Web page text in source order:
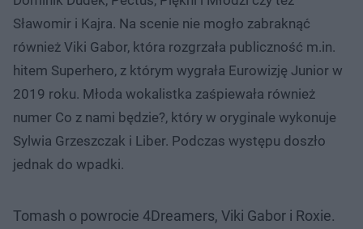
Sławomir i Kajra. Na scenie nie mogło zabraknąć
również Viki Gabor, która rozgrzała publiczność m.in.
hitem Superhero, z którym wygrała Eurowizję Junior w
2019 roku. Młoda wokalistka zaśpiewała również
numer Co z nami będzie?, który w oryginale wykonuje
Sylwia Grzeszczak i Liber. Podczas występu doszło
jednak do wpadki.
Tomash o powrocie 4Dreamers, Viki Gabor i Roxie.